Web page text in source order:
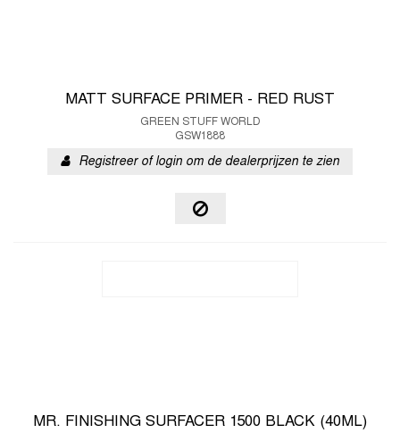
MATT SURFACE PRIMER - RED RUST
GREEN STUFF WORLD
GSW1888
Registreer of login om de dealerprijzen te zien
MR. FINISHING SURFACER 1500 BLACK (40ML)